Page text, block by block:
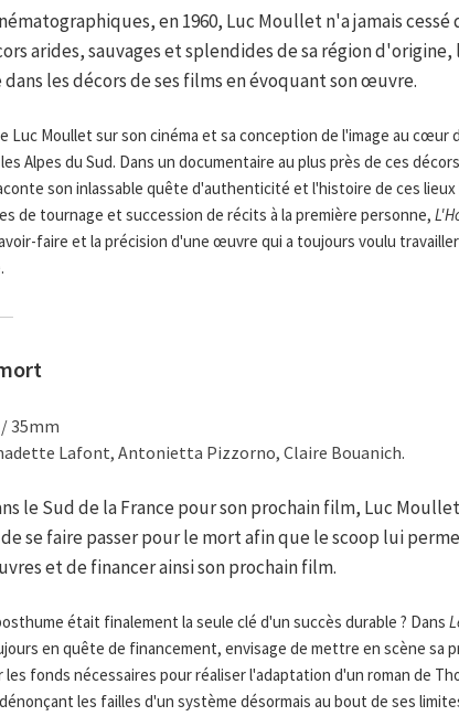
en 1960, Luc Moullet n'a jamais
arides, sauvages et splendides de sa région d'origine,
les décors de ses films en évoquant son œuvre.
Luc Moullet sur son cinéma et sa conception de l'image au cœur
Alpes du Sud. Dans un documentaire au plus près de ces
son inlassable quête d'authenticité et l'histoire de ces lieux
de tournage et succession de récits à la première personne,
faire et la précision d'une œuvre qui a toujours voulu
35mm
Lafont, Antonietta Pizzorno, Claire Bouanich.
le Sud de la France pour son prochain film, Luc
se faire passer pour le mort afin que le scoop lui
et de financer ainsi son prochain film.
était finalement la seule clé d'un succès durable ? Dans
en quête de financement, envisage de mettre en scène sa
fonds nécessaires pour réaliser l'adaptation d'un roman de
dénonçant les failles d'un système désormais au bout de ses